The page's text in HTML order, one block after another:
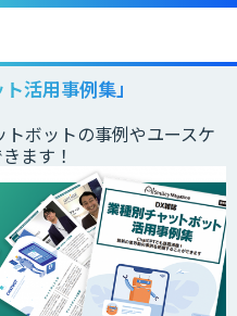
活用事例集」
ボットの事例やユースケ
ます！